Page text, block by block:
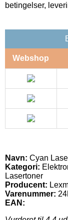
betingelser,
Webshop
Navn: Cyan
Kategori:
Lasertoner
Producent:
Varenummer:
EAN: